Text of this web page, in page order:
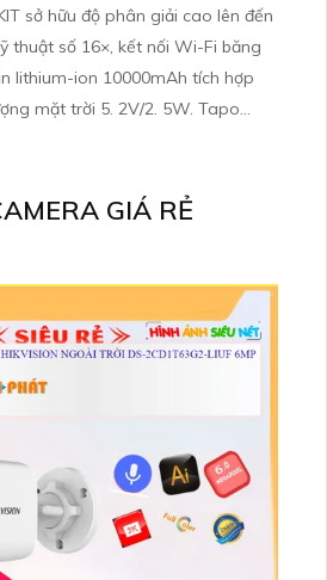
sở hữu độ phân giải cao lên đến
thuật số 16×, kết nối Wi-Fi băng
lithium-ion 10000mAh tích hợp
mặt trời 5. 2V/2. 5W. Tapo
GIÁ RẺ